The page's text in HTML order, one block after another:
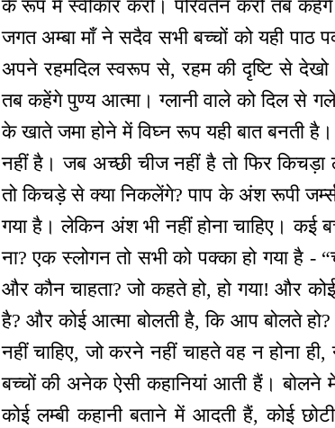
के रूप में स्वीकार करो। परिवर्तन करो तब
जगत अम्बा माँ ने सदैव सभी बच्चों को यही पाठ
अपने रहमदिल स्वरूप से, रहम की दृष्टि से
तब कहेंगे पुण्य आत्मा। ग्लानी वाले को दिल से
के खाते जमा होने में विघ्न रूप यही बात बनती
नहीं है। जब अच्छी चीज नहीं है तो फिर
तो किचड़े से क्या निकलेंगे? पाप के अंश रूपी
गया है। लेकिन अंश भी नहीं होना चाहिए। कई
ना? एक स्लोगन तो सभी को पक्का हो गया है -
और कौन चाहता? जो कहते हो, हो गया! और
है? और कोई आत्मा बोलती है, कि आप बोलते
नहीं चाहिए, जो करने नहीं चाहते वह न होना
बच्चों की अनेक ऐसी कहानियां आती हैं। बोलने
कोई लम्बी कहानी बताने में आदती हैं, कोई